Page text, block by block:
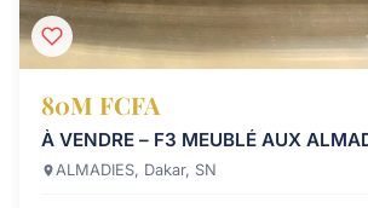
80M FCFA
À VENDRE – F3 MEUBLÉ AUX
ALMADIES, Dakar, SN